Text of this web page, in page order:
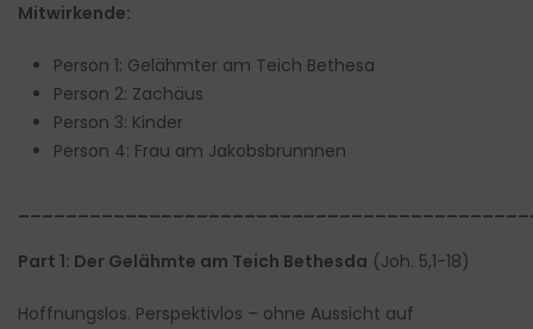
Mitwirkende:
Person 1: Gelähmter am Teich Bethesa
Person 2: Zachäus
Person 3: Kinder
Person 4: Frau am Jakobsbrunnnen
Part 1: Der Gelähmte am Teich Bethesda (Joh. 5,1-18)
Hoffnungslos. Perspektivlos – ohne Aussicht auf